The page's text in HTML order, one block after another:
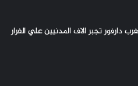
دارفور تجبر الاف المدنيين علي الفرار